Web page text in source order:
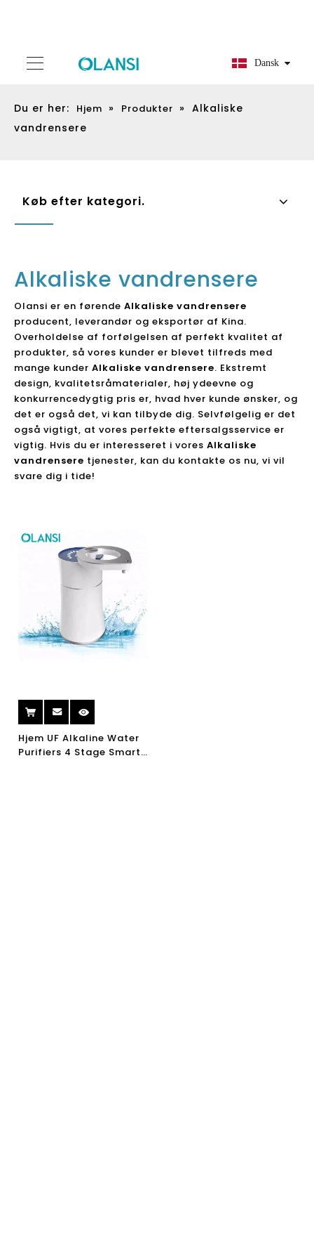
Dansk
Du er her: Hjem » Produkter » Alkaliske
vandrensere
Køb efter kategori.
Alkaliske vandrensere
Olansi er en førende Alkaliske vandrensere
producent, leverandør og eksportør af Kina.
Overholdelse af forfølgelsen af ​​perfekt kvalitet af
produkter, så vores kunder er blevet tilfreds med
mange kunder Alkaliske vandrensere. Ekstremt
design, kvalitetsråmaterialer, høj ydeevne og
konkurrencedygtig pris er, hvad hver kunde ønsker, og
det er også det, vi kan tilbyde dig. Selvfølgelig er det
også vigtigt, at vores perfekte eftersalgsservice er
vigtig. Hvis du er interesseret i vores Alkaliske
vandrensere tjenester, kan du kontakte os nu, vi vil
svare dig i tide!
Hjem UF Alkaline Water
Purifiers 4 Stage Smart